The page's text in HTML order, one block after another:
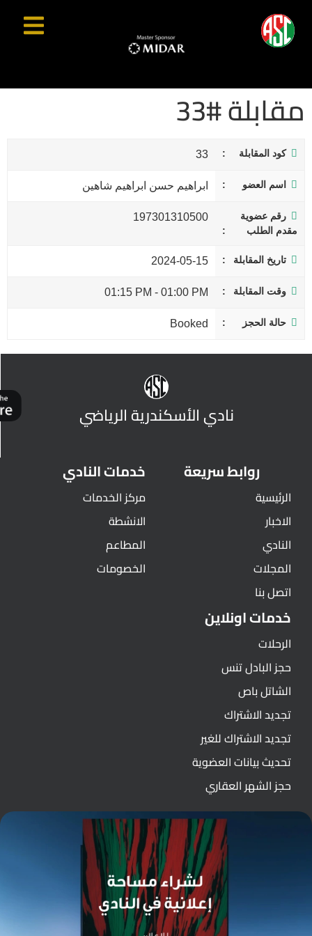
مقابلة #33
كود المقابلة 33
اسم العضو ابراهيم حسن ابراهيم شاهين
رقم عضوية
مقدم الطلب
197301310500
تاريخ المقابلة 2024-05-15
وقت المقابلة 01:00 PM
-
01:15 PM
حالة الحجز Booked
نادي الأسكندرية الرياضي
روابط سريعة
الرئيسية
الاخبار
النادي
المجلات
اتصل بنا
خدمات النادي
مركز الخدمات
الانشطة
المطاعم
الخصومات
خدمات اونلاين
الرحلات
حجز البادل تنس
الشاتل باص
تجديد الاشتراك
تجديد الاشتراك للغير
تحديث بيانات العضوية
حجز الشهر العقاري